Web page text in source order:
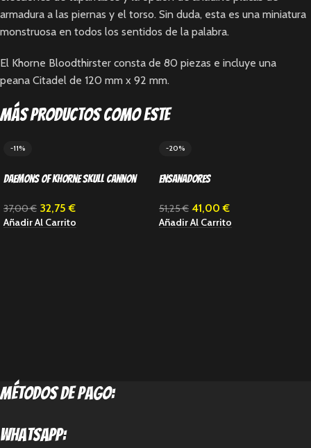
armadura a las piernas y el torso. Sin duda, esta es una miniatura
monstruosa en todos los sentidos de la palabra.
El Khorne Bloodthirster consta de 80 piezas e incluye una
peana Citadel de 120 mm x 92 mm.
Más productos como este
-11%
Daemons Of Khorne Skull Cannon
37,00€ 32,75€
Añadir Al Carrito
-20%
Ensanadores
51,25€ 41,00€
Añadir Al Carrito
métodos de pago:
Whatsapp: